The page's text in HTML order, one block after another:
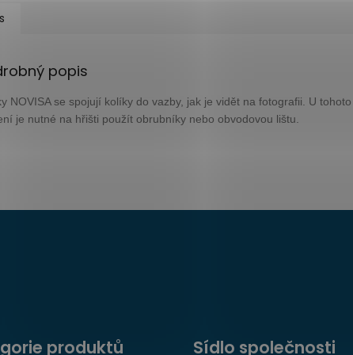
popis
NOVISA se spojují kolíky do vazby, jak je vidět na fotografii. U
je nutné na hřišti použít obrubníky nebo obvodovou lištu.
produktů Sídlo společnosti